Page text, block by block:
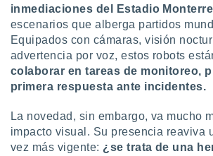
de que
sean
se
ni para
o
inmediaciones del Estadio
escenarios que alberga partidos
Equipados con cámaras, visión
advertencia por voz, estos robots
colaborar en tareas de monitoreo,
primera respuesta ante incidentes.
La novedad, sin embargo, va mucho
impacto visual. Su presencia reaviva
vez más vigente: ¿se trata de una